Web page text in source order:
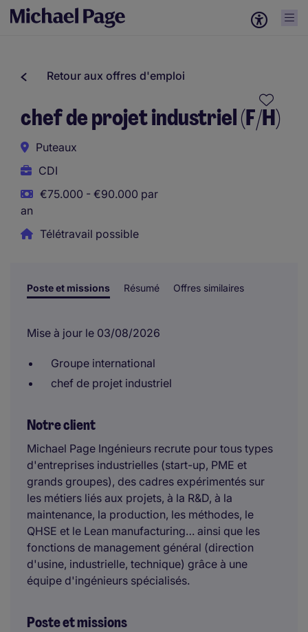
Retour aux offres d'emploi
chef de projet industriel (F/H)
Puteaux
CDI
€75.000 - €90.000 par
an
Télétravail possible
Poste et missions Résumé Offres similaires
Mise à jour le 03/08/2026
Groupe international
chef de projet industriel
Notre client
Michael Page Ingénieurs recrute pour tous types
d'entreprises industrielles (start-up, PME et
grands groupes), des cadres expérimentés sur
les métiers liés aux projets, à la R&D, à la
maintenance, la production, les méthodes, le
QHSE et le Lean manufacturing… ainsi que les
fonctions de management général (direction
d'usine, industrielle, technique) grâce à une
équipe d'ingénieurs spécialisés.
Poste et missions